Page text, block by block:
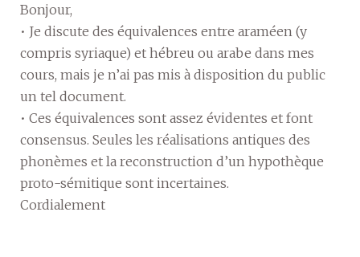
Bonjour,
• Je discute des équivalences entre araméen (y
compris syriaque) et hébreu ou arabe dans mes
cours, mais je n’ai pas mis à disposition du public
un tel document.
• Ces équivalences sont assez évidentes et font
consensus. Seules les réalisations antiques des
phonèmes et la reconstruction d’un hypothèque
proto-sémitique sont incertaines.
Cordialement